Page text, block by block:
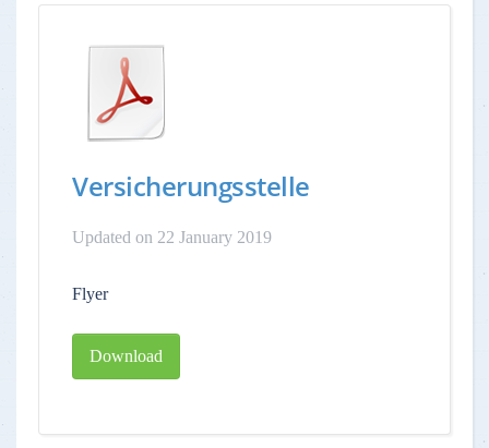
Versicherungsstelle
Updated on 22 January 2019
Flyer
Download